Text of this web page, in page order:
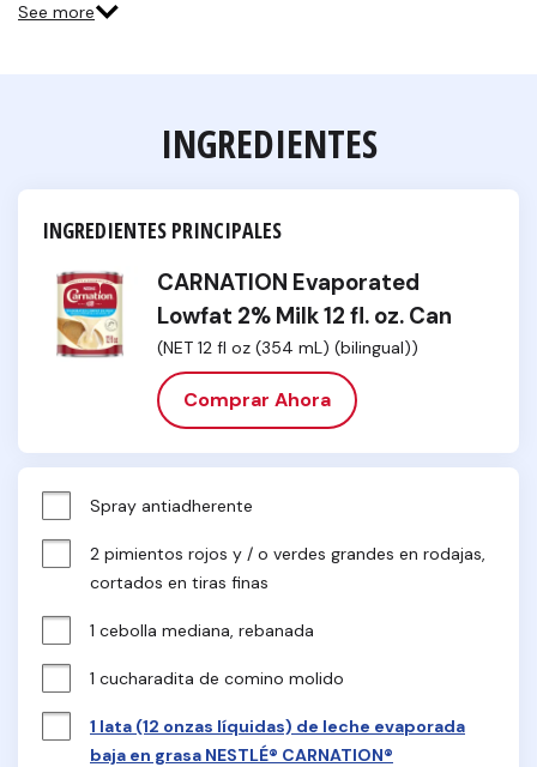
See more
INGREDIENTES
INGREDIENTES PRINCIPALES
CARNATION Evaporated
Lowfat 2% Milk 12 fl. oz. Can
(NET 12 fl oz (354 mL) (bilingual))
Comprar Ahora
Spray antiadherente
2 pimientos rojos y / o verdes grandes en rodajas,
cortados en tiras finas
1 cebolla mediana, rebanada
1 cucharadita de comino molido
1 lata (12 onzas líquidas) de leche evaporada
baja en grasa NESTLÉ® CARNATION®